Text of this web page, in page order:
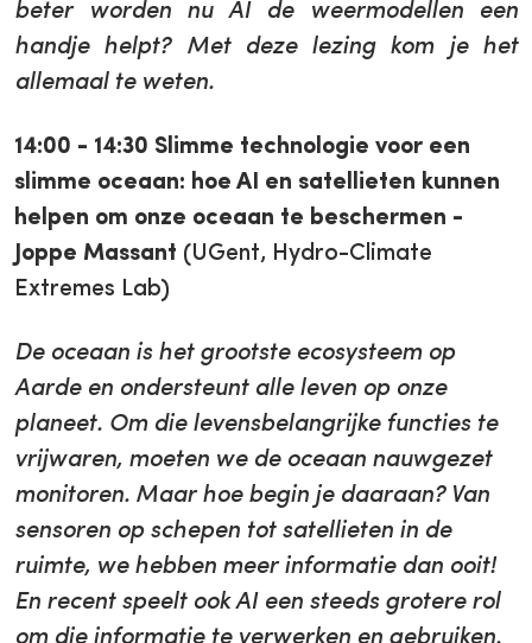
beter worden nu AI de weermodellen een
handje helpt? Met deze lezing kom je het
allemaal te weten.
14:00 - 14:30 Slimme technologie voor een
slimme oceaan: hoe AI en satellieten kunnen
helpen om onze oceaan te beschermen -
Joppe Massant (UGent, Hydro-Climate
Extremes Lab)
De oceaan is het grootste ecosysteem op
Aarde en ondersteunt alle leven op onze
planeet. Om die levensbelangrijke functies te
vrijwaren, moeten we de oceaan nauwgezet
monitoren. Maar hoe begin je daaraan? Van
sensoren op schepen tot satellieten in de
ruimte, we hebben meer informatie dan ooit!
En recent speelt ook AI een steeds grotere rol